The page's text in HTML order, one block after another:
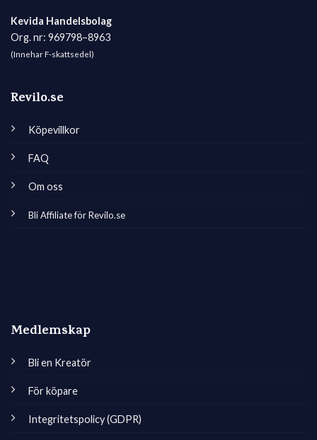
Kevida Handelsbolag
Org. nr: 969798–8963
(Innehar F-skattsedel)
Revilo.se
Köpevillkor
FAQ
Om oss
Bli Affiliate för Revilo.se
Medlemskap
Bli en Kreatör
För köpare
Integritetspolicy (GDPR)